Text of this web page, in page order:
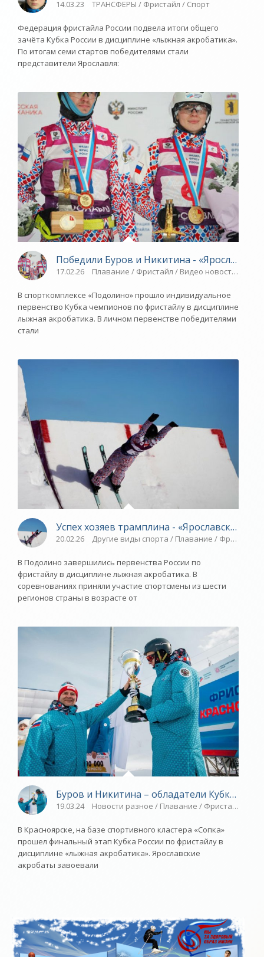
14.03.23 ТРАНСФЕРЫ / Фристайл / Спорт
Федерация фристайла России подвела итоги общего
зачёта Кубка России в дисциплине «лыжная акробатика».
По итогам семи стартов победителями стали
представители Ярославля:
Победили Буров и Никитина -
17.02.26 Плавание / Фристайл / Видео новости /
В спорткомплексе «Подолино» прошло индивидуальное
первенство Кубка чемпионов по фристайлу в дисциплине
лыжная акробатика. В личном первенстве победителями
стали
Успех хозяев трамплина - «Ярославский
20.02.26 Другие виды спорта / Плавание / Фристайл
В Подолино завершились первенства России по
фристайлу в дисциплине лыжная акробатика. В
соревнованиях приняли участие спортсмены из шести
регионов страны в возрасте от
Буров и Никитина – обладатели Кубка
19.03.24 Новости разное / Плавание / Фристайл /
В Красноярске, на базе спортивного кластера «Сопка»
прошел финальный этап Кубка России по фристайлу в
дисциплине «лыжная акробатика». Ярославские
акробаты завоевали